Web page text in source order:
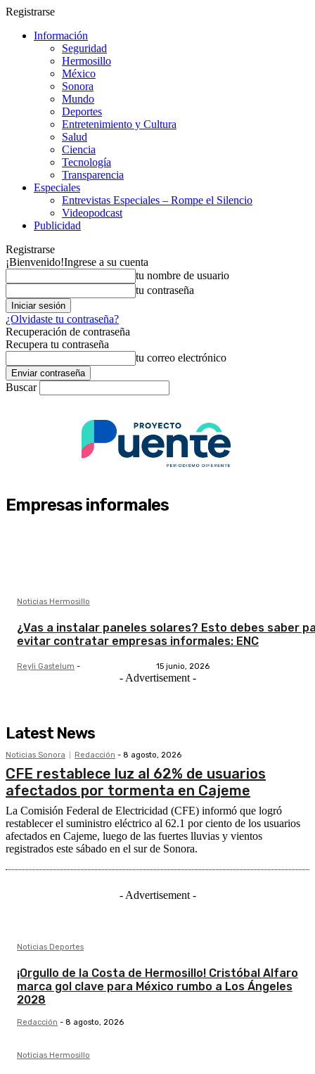
Registrarse
Información
Seguridad
Hermosillo
México
Sonora
Mundo
Deportes
Entretenimiento y Cultura
Salud
Ciencia
Tecnología
Transparencia
Especiales
Entrevistas Especiales – Rompe el Silencio
Videopodcast
Publicidad
Registrarse
¡Bienvenido!Ingrese a su cuenta
tu nombre de usuario
tu contraseña
¿Olvidaste tu contraseña?
Recuperación de contraseña
Recupera tu contraseña
tu correo electrónico
Buscar
Empresas informales
Noticias Hermosillo
¿Vas a instalar paneles solares? Esto debes saber
evitar contratar empresas informales: ENC
Reyli Gastelum - 15 junio, 2026
- Advertisement -
Latest News
Noticias Sonora Redacción - 8 agosto, 2026
CFE restablece luz al 62% de usuarios
afectados por tormenta en Cajeme
La Comisión Federal de Electricidad (CFE) informó que logró
restablecer el suministro eléctrico al 62.1 por ciento de los usuarios
afectados en Cajeme, luego de las fuertes lluvias y vientos
registrados este sábado en el sur de Sonora.
- Advertisement -
Noticias Deportes
¡Orgullo de la Costa de Hermosillo! Cristóbal Alfaro
marca gol clave para México rumbo a Los Ángeles
2028
Redacción - 8 agosto, 2026
Noticias Hermosillo